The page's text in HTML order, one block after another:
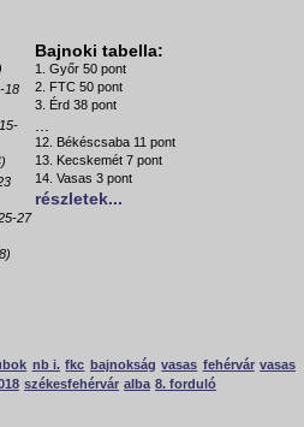
18
27
Bajnoki tabella:
1. Győr 50 pont
2. FTC 50 pont
3. Érd 38 pont
12. Békéscsaba 11 pont
13. Kecskemét 7 pont
14. Vasas 3 pont
részletek...
nb i. fkc bajnokság vasas fehérvár vasas
székesfehérvár alba 8. forduló